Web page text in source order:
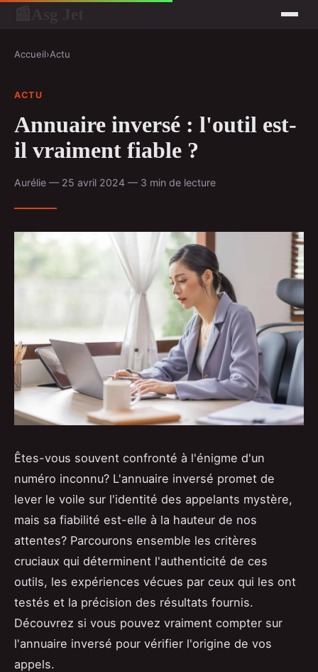
Accueil›Actu
ACTU
Annuaire inversé : l'outil est-
il vraiment fiable ?
Aurélie — 25 avril 2024 — 3 min de lecture
Êtes-vous souvent confronté à l'énigme d'un
numéro inconnu? L'annuaire inversé promet de
lever le voile sur l'identité des appelants mystère,
mais sa fiabilité est-elle à la hauteur de nos
attentes? Parcourons ensemble les critères
cruciaux qui déterminent l'authenticité de ces
outils, les expériences vécues par ceux qui les ont
testés et la précision des résultats fournis.
Découvrez si vous pouvez vraiment compter sur
l'annuaire inversé pour vérifier l'origine de vos
appels.